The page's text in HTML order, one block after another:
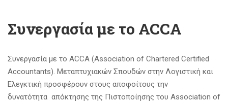
Συνεργασία με το ACCA
Συνεργασία με το ACCA (Association of Chartered Certified
Accountants). Μεταπτυχιακών Σπουδών στην Λογιστική και
Ελεγκτική προσφέρουν στους αποφοίτους την
δυνατότητα απόκτησης της Πιστοποίησης του Association of